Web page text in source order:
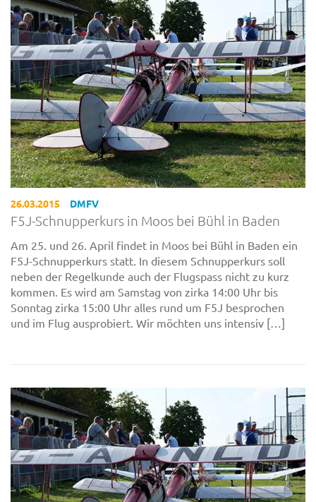
26.03.2015 DMFV
F5J-Schnupperkurs in Moos bei Bühl in Baden
Am 25. und 26. April findet in Moos bei Bühl in Baden ein
F5J-Schnupperkurs statt. In diesem Schnupperkurs soll
neben der Regelkunde auch der Flugspass nicht zu kurz
kommen. Es wird am Samstag von zirka 14:00 Uhr bis
Sonntag zirka 15:00 Uhr alles rund um F5J besprochen
und im Flug ausprobiert. Wir möchten uns intensiv […]